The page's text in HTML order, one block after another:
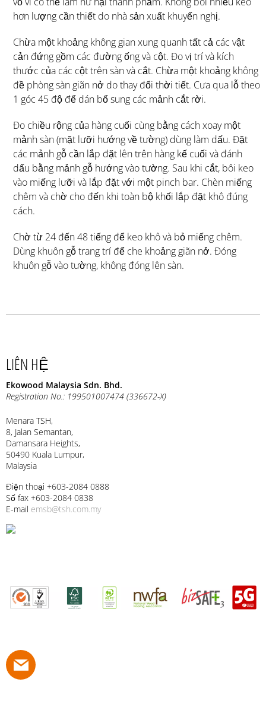
hơn lượng cần thiết do nhà sản xuất khuyến nghị.
Chừa một khoảng không gian xung quanh tất cả các vật
cản đứng gồm các đường ống và cột. Đo vị trí và kích
thước của các cột trên sàn và cắt. Chừa một khoảng không
đề phòng sàn giãn nở do thay đổi thời tiết. Cưa qua lỗ theo
1 góc 45 độ để dán bổ sung các mảnh cắt rời.
Đo chiều rộng của hàng cuối cùng bằng cách xoay một
mảnh sàn (mặt lưỡi hướng về tường) dùng làm dấu. Đặt
các mảnh gỗ cần lắp đặt lên trên hàng kế cuối và đánh
dấu bằng mảnh gỗ hướng vào tường. Sau khi cắt, bôi keo
vào miếng lưỡi và lắp đặt với một pinch bar. Chèn miếng
chêm và chờ cho đến khi toàn bộ khối lắp đặt khô đúng
cách.
Chờ từ 24 đến 48 tiếng để keo khô và bỏ miếng chêm.
Dùng khuôn gỗ trang trí để che khoảng giãn nở. Đóng
khuôn gỗ vào tường, không đóng lên sàn.
LIÊN HỆ
Ekowood Malaysia Sdn. Bhd.
Registration No.: 199501007474 (336672-X)
Menara TSH,
8, Jalan Semantan,
Damansara Heights,
50490 Kuala Lumpur,
Malaysia
Điện thoại +603-2084 0888
Số fax +603-2084 0838
E-mail emsb@tsh.com.my